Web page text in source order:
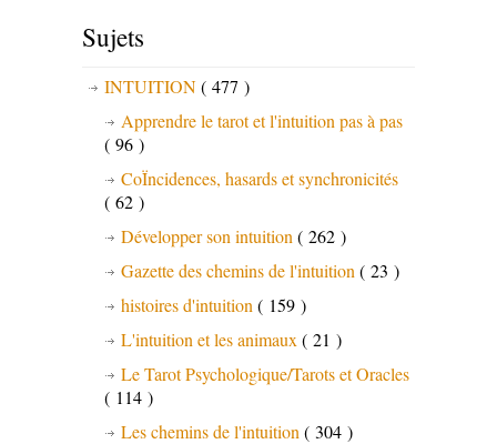
Sujets
INTUITION( 477 )
Apprendre le tarot et l'intuition pas à pas
( 96 )
CoÏncidences, hasards et synchronicités
( 62 )
Développer son intuition ( 262 )
Gazette des chemins de l'intuition ( 23 )
histoires d'intuition ( 159 )
L'intuition et les animaux ( 21 )
Le Tarot Psychologique/Tarots et Oracles
( 114 )
Les chemins de l'intuition ( 304 )